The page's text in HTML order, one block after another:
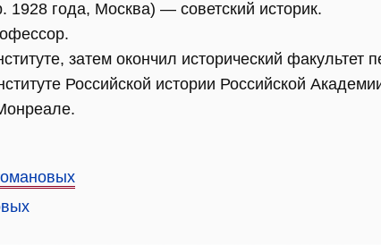
года, Москва) — советский историк.
затем окончил исторический факультет
Российской истории Российской